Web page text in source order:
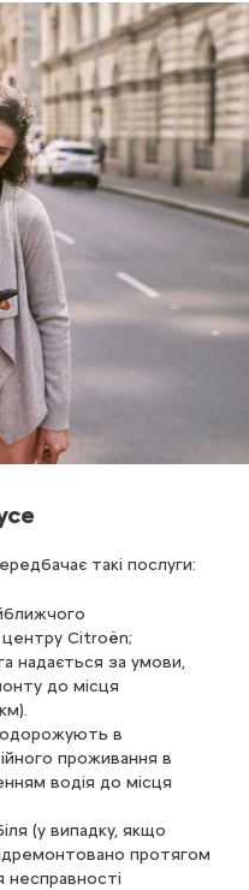
такі послуги:
центру Citroёn;
надається за умови,
до місця
в
проживання в
водія до місця
(у випадку, якщо
протягом
несправності